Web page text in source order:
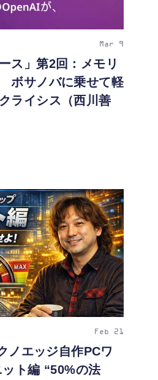
Mar 9
ス」第2回：メモリ
ボサノバに乗せて軽
ライシス（西川善
Feb 21
ノエッジ自作PCワ
ト編 “50%の法